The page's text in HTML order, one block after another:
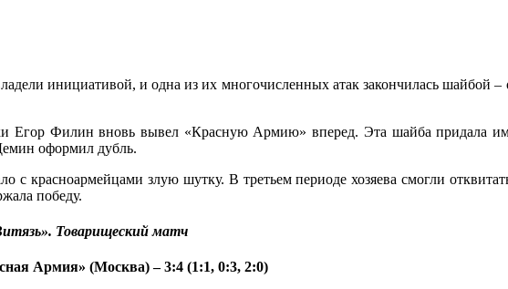
инициативой, и одна из их многочисленных атак закончилась
Егор Филин вновь вывел «Красную Армию» вперед. Эта шайба придала
оформил дубль.
с красноармейцами злую шутку. В третьем периоде хозяева смогли
победу.
Товарищеский матч
Армия» (Москва) – 3:4 (1:1, 0:3, 2:0)